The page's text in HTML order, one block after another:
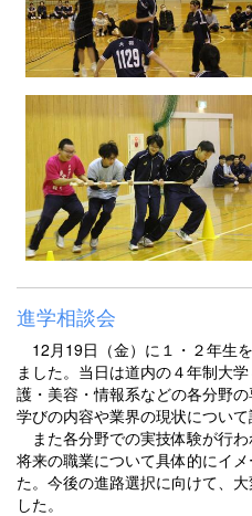
進学相談会
12月19日（金）に１・２年生
ました。当日は道内の４年制大
護・美容・情報系などの各分野
学びの内容や業界の現状について
また各分野での実技体験が行
将来の職業について具体的にイ
た。今後の進路選択に向けて、
した。